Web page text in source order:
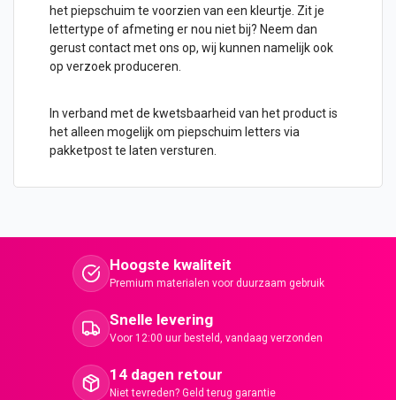
het piepschuim te voorzien van een kleurtje. Zit je
lettertype of afmeting er nou niet bij? Neem dan
gerust contact met ons op, wij kunnen namelijk ook
op verzoek produceren.
In verband met de kwetsbaarheid van het product is
het alleen mogelijk om piepschuim letters via
pakketpost te laten versturen.
Hoogste kwaliteit
Premium materialen voor duurzaam gebruik
Snelle levering
Voor 12:00 uur besteld, vandaag verzonden
14 dagen retour
Niet tevreden? Geld terug garantie